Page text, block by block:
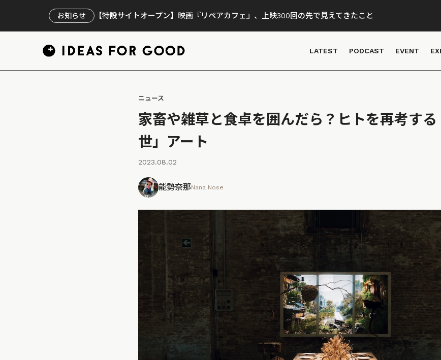
お知らせ 【特設サイトオープン】映画『リペアカフェ』、上映300回の先で見えてきたこと
LATEST PODCAST EVENT
ニュース
家畜や雑草と食卓を囲んだら？ヒトを再考す
世」アート
2023.08.02
能勢奈那Nana Nose